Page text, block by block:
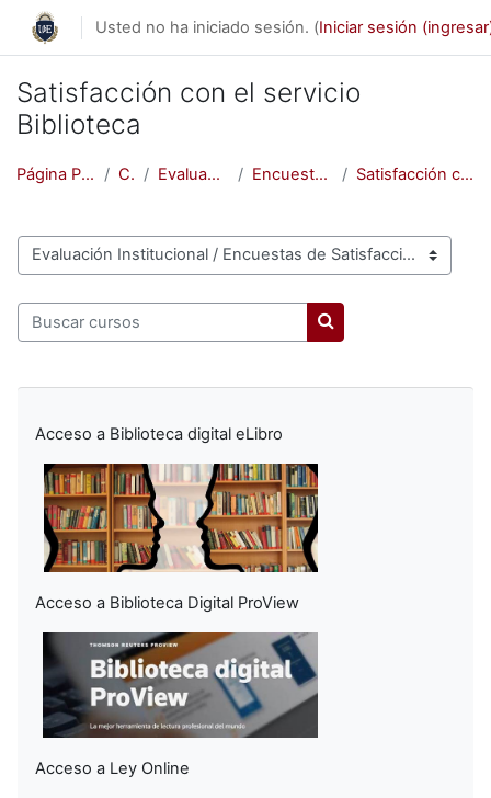
Saltar al contenido principal
Usted no ha iniciado sesión. (Iniciar sesión
Satisfacción con el servicio
Biblioteca
Página Principal (home) Cursos Evaluación Institucional Encuestas de Satisfacción Satisfacción con el servicio Biblioteca
Categorías
Buscar cursos
Buscar cursos
Acceso a Biblioteca digital eLibro
Acceso a Biblioteca Digital ProView
Acceso a Ley Online